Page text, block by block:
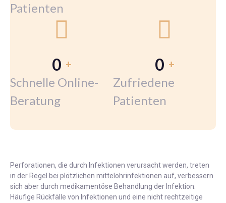
Patienten
Schnelle Online-
Beratung
0 +
Zufriedene
Patienten
0 +
Perforationen, die durch Infektionen verursacht werden, treten
in der Regel bei plötzlichen mittelohrinfektionen auf, verbessern
sich aber durch medikamentöse Behandlung der Infektion.
Häufige Rückfälle von Infektionen und eine nicht rechtzeitige